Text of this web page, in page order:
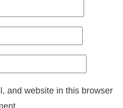
and website in this browser